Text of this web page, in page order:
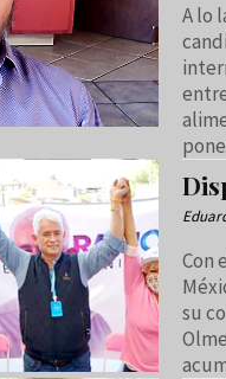
A lo
Con
su